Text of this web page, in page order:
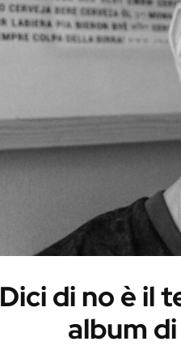
Dici di no è il
album